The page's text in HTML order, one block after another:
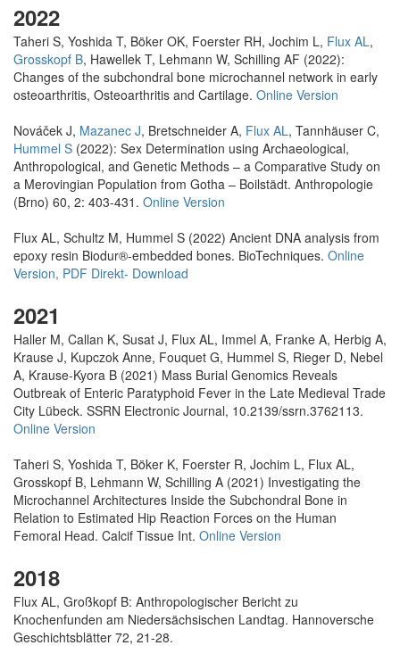
2022
Taheri S, Yoshida T, Böker OK, Foerster RH, Jochim L, Flux AL,
Grosskopf B, Hawellek T, Lehmann W, Schilling AF (2022):
Changes of the subchondral bone microchannel network in early
osteoarthritis, Osteoarthritis and Cartilage. Online Version
Nováček J, Mazanec J, Bretschneider A, Flux AL, Tannhäuser C,
Hummel S (2022): Sex Determination using Archaeological,
Anthropological, and Genetic Methods – a Comparative Study on
a Merovingian Population from Gotha – Boilstädt. Anthropologie
(Brno) 60, 2: 403-431. Online Version
Flux AL, Schultz M, Hummel S (2022) Ancient DNA analysis from
epoxy resin Biodur®-embedded bones. BioTechniques. Online
Version, PDF Direkt- Download
2021
Haller M, Callan K, Susat J, Flux AL, Immel A, Franke A, Herbig A,
Krause J, Kupczok Anne, Fouquet G, Hummel S, Rieger D, Nebel
A, Krause-Kyora B (2021) Mass Burial Genomics Reveals
Outbreak of Enteric Paratyphoid Fever in the Late Medieval Trade
City Lübeck. SSRN Electronic Journal, 10.2139/ssrn.3762113.
Online Version
Taheri S, Yoshida T, Böker K, Foerster R, Jochim L, Flux AL,
Grosskopf B, Lehmann W, Schilling A (2021) Investigating the
Microchannel Architectures Inside the Subchondral Bone in
Relation to Estimated Hip Reaction Forces on the Human
Femoral Head. Calcif Tissue Int. Online Version
2018
Flux AL, Großkopf B: Anthropologischer Bericht zu
Knochenfunden am Niedersächsischen Landtag. Hannoversche
Geschichtsblätter 72, 21-28.